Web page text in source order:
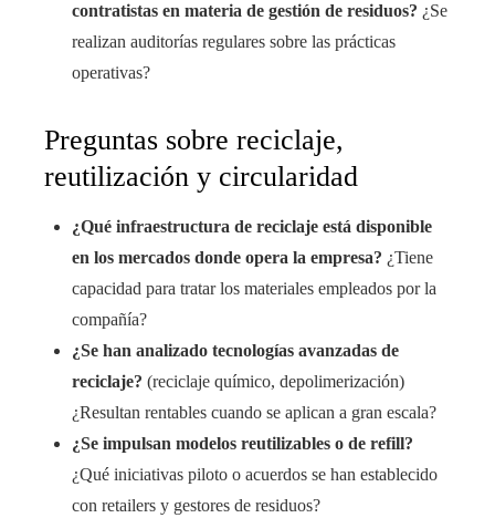
contratistas en materia de gestión de residuos? ¿Se
realizan auditorías regulares sobre las prácticas
operativas?
Preguntas sobre reciclaje,
reutilización y circularidad
¿Qué infraestructura de reciclaje está disponible
en los mercados donde opera la empresa? ¿Tiene
capacidad para tratar los materiales empleados por la
compañía?
¿Se han analizado tecnologías avanzadas de
reciclaje? (reciclaje químico, depolimerización)
¿Resultan rentables cuando se aplican a gran escala?
¿Se impulsan modelos reutilizables o de refill?
¿Qué iniciativas piloto o acuerdos se han establecido
con retailers y gestores de residuos?